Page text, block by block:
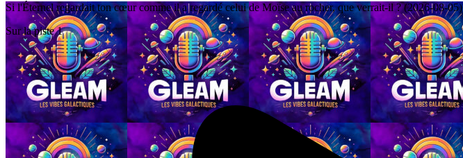
Si l'Éternel regardait ton cœur comme il a regardé celui de Moïse au rocher, que verrait-il ? (2026-08-05)
Sur la piste 1